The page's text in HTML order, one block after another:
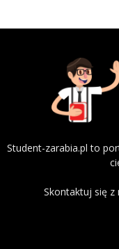
Student-zarabia.pl to
Skontaktuj się z